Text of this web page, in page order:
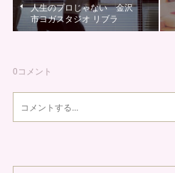
人生のプロじゃない 金沢
市ヨガスタジオ リブラ
0コメント